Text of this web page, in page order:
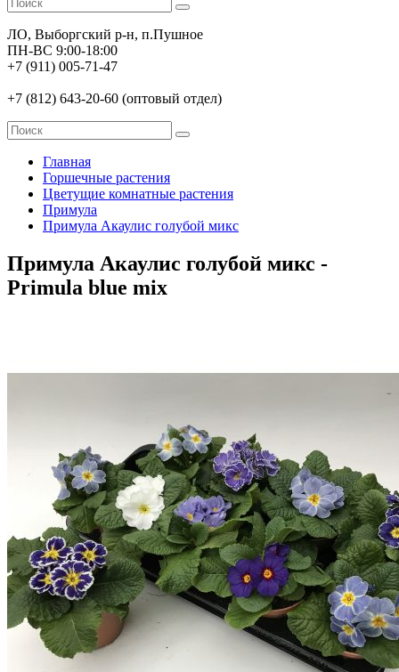
ЛО, Выборгский р-н, п.Пушное
ПН-ВС 9:00-18:00
+7 (911) 005-71-47
+7 (812) 643-20-60 (оптовый отдел)
Главная
Горшечные растения
Цветущие комнатные растения
Примула
Примула Акаулис голубой микс
Примула Акаулис голубой микс -
Primula blue mix